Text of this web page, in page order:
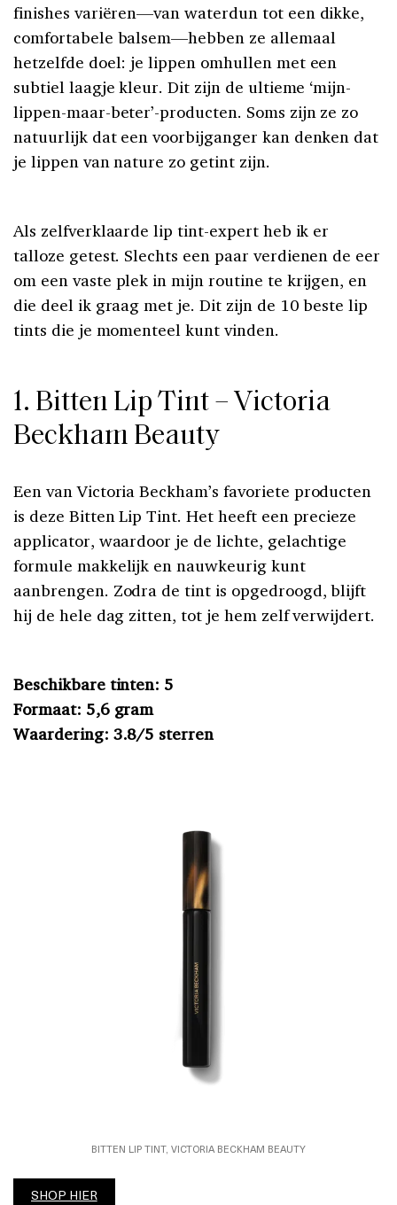
finishes variëren—van waterdun tot een dikke,
comfortabele balsem—hebben ze allemaal
hetzelfde doel: je lippen omhullen met een
subtiel laagje kleur. Dit zijn de ultieme ‘mijn-
lippen-maar-beter’-producten. Soms zijn ze zo
natuurlijk dat een voorbijganger kan denken dat
je lippen van nature zo getint zijn.
Als zelfverklaarde lip tint-expert heb ik er
talloze getest. Slechts een paar verdienen de eer
om een vaste plek in mijn routine te krijgen, en
die deel ik graag met je. Dit zijn de 10 beste lip
tints die je momenteel kunt vinden.
1. Bitten Lip Tint – Victoria
Beckham Beauty
Een van Victoria Beckham’s favoriete producten
is deze Bitten Lip Tint. Het heeft een precieze
applicator, waardoor je de lichte, gelachtige
formule makkelijk en nauwkeurig kunt
aanbrengen. Zodra de tint is opgedroogd, blijft
hij de hele dag zitten, tot je hem zelf verwijdert.
Beschikbare tinten: 5
Formaat: 5,6 gram
Waardering: 3.8/5 sterren
BITTEN LIP TINT, VICTORIA BECKHAM BEAUTY
SHOP HIER